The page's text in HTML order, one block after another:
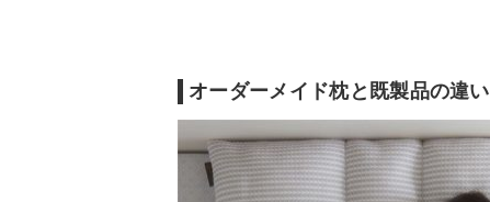
パイプ
オーダーメイド枕と既製品の違い